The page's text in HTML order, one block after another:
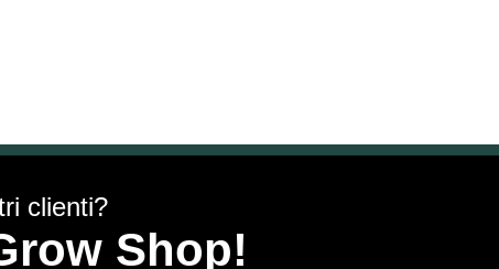
clienti?
Shop!